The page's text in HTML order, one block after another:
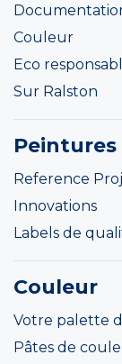
Couleur
Eco
Sur Ralston
Peintures
Reference
Innovations
Labels de
Couleur
Votre palette
Pâtes de